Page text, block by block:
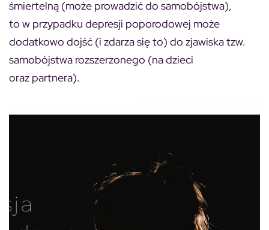
śmiertelną (może prowadzić do samobójstwa),
to w przypadku depresji poporodowej może
dodatkowo dojść (i zdarza się to) do zjawiska tzw.
samobójstwa rozszerzonego (na dzieci
oraz partnera).